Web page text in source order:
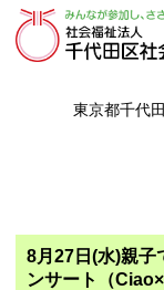
東京都千代
8月27日(水)親子
ンサート（Ciao×